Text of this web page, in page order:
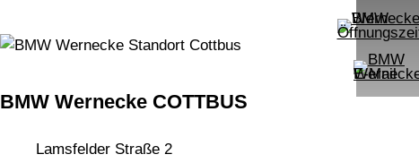
BMW Wernecke COTTBUS
Lamsfelder Straße 2